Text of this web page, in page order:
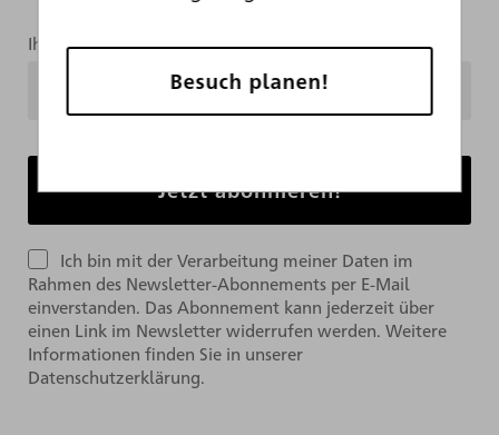
Ihre Mailadresse
Ich bin mit der Verarbeitung meiner Daten im
Rahmen des Newsletter-Abonnements per E-Mail
einverstanden. Das Abonnement kann jederzeit über
einen Link im Newsletter widerrufen werden. Weitere
Informationen finden Sie in unserer
Datenschutzerklärung.
Besuch planen!